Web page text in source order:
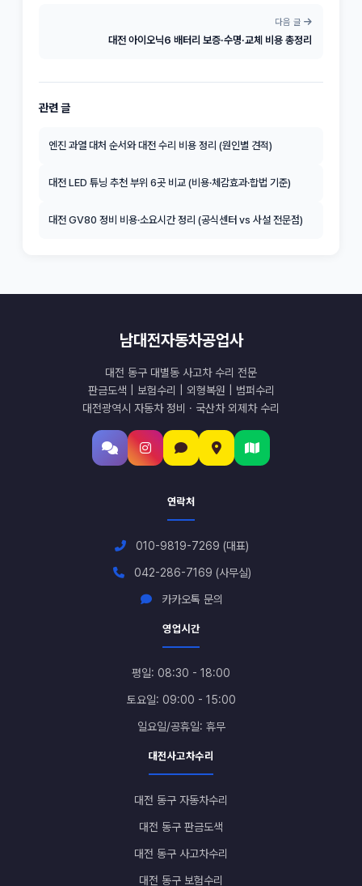
다음 글
대전 아이오닉6 배터리 보증·수명·교체 비용 총정리
관련 글
엔진 과열 대처 순서와 대전 수리 비용 정리 (원인별 견적)
대전 LED 튜닝 추천 부위 6곳 비교 (비용·체감효과·합법 기준)
대전 GV80 정비 비용·소요시간 정리 (공식센터 vs 사설 전문점)
남대전자동차공업사
대전 동구 대별동 사고차 수리 전문
판금도색 | 보험수리 | 외형복원 | 범퍼수리
대전광역시 자동차 정비 · 국산차 외제차 수리
연락처
010-9819-7269 (대표)
042-286-7169 (사무실)
카카오톡 문의
영업시간
평일: 08:30 - 18:00
토요일: 09:00 - 15:00
일요일/공휴일: 휴무
대전사고차수리
대전 동구 자동차수리
대전 동구 판금도색
대전 동구 사고차수리
대전 동구 보험수리